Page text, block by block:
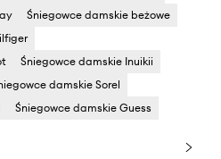
Śniegowce damskie beżowe
Śniegowce damskie Inuikii
damskie Sorel
Śniegowce damskie Guess